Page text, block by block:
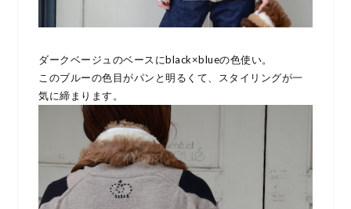
ダークベージュのベースにblack×blueの色使い。
このブルーの色目がパンと明るくて、スタイリングが一
気に締まります。